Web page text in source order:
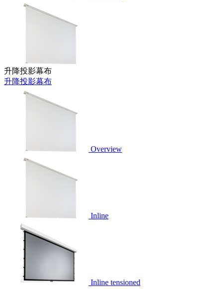
升降投影幕布
升降投影幕布
Overview
Inline
Inline tensioned